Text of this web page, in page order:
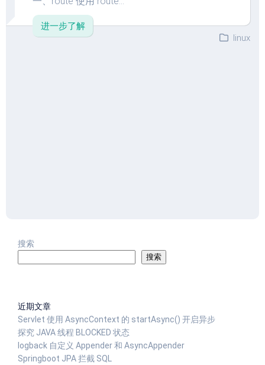
进一步了解
linux
搜索
搜索
近期文章
Servlet 使用 AsyncContext 的 startAsync() 开启异步
探究 JAVA 线程 BLOCKED 状态
logback 自定义 Appender 和 AsyncAppender
Springboot JPA 拦截 SQL